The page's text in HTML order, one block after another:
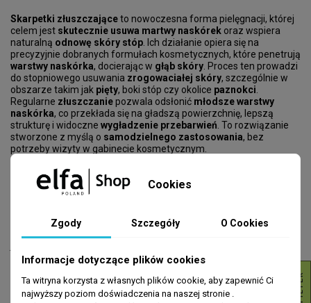
Skarpetki złuszczająceto nowoczesna forma pielęgnacji, której
celem jest skutecznie usuwa martwy naskórek oraz wspiera
naturalną odnowę skóry stóp . Ich działanie opiera się na
precyzyjnie dobranych formułach kosmetycznych, które penetrują
warstwy naskórka, docierając w głąb skóry . Proces ten prowadzi
do stopniowego usuwania zrogowaciałej skóry, szczególnie w
obszarze takim jak pięty, boki stóp czy okolice paznokci
Regularne złuszczaniepozwala odsłonić młodsze warstwy
naskórka, co przekłada się na gładszą powierzchnię, lepszą
strukturę i widoczne wygładzenie przebarwień . To rozwiązanie
stworzone z myślą o samodzielnego zastosowania, bez
potrzeby wizyty w gabinecie kosmetycznym.
Formuły stosowane w tej kategorii produktów bazują na
sprawdzonych składnikach, takich jakkwasy AHA
kwas mlekowy
podrażnić skóry
, także w przypadkudelikatnych stóp.Powyższa
Dodatek ekstraktówzowoców przyczyniasię do poprawy
kondycji skóry, a
dzięki glicerynie
gładsze, bardziej elastyczne iidealnie nawilżone. Co ważne,
formuły teponadto zapewnia nawilżenie skóryiwzmacnia
Cookies
Zgody Szczegóły O Cookies
Informacje dotyczące plików cookies
Ta witryna korzysta z własnych plików cookie, aby zapewnić Ci
najwyższy poziom doświadczenia na naszej stronie .
R